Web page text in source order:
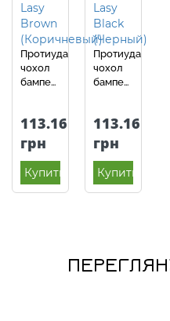
Протиударний
чохол
бампер
Y5p
Ipaky
Lasy
Brown
(Коричневий)
113.16
грн
Купить
Протиударний
чохол
бампер
Y5p
Ipaky
Lasy
Black
(Чорний)
113.16
грн
Купить